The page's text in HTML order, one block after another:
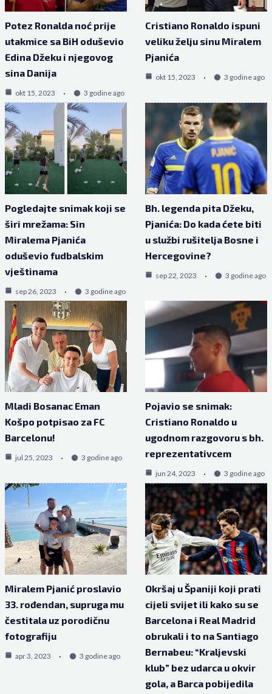
Potez Ronalda noć prije
utakmice sa BiH oduševio
Edina Džeku i njegovog
sina Danija
okt 15, 2023 3 godine ago
Cristiano Ronaldo ispuni
veliku želju sinu Miralem
Pjanića
okt 15, 2023 3 godine ago
Pogledajte snimak koji se
širi mrežama: Sin
Miralema Pjanića
oduševio fudbalskim
vještinama
sep 26, 2023 3 godine ago
Bh. legenda pita Džeku,
Pjanića: Do kada ćete biti
u službi rušitelja Bosne i
Hercegovine?
sep 22, 2023 3 godine ago
Mladi Bosanac Eman
Košpo potpisao za FC
Barcelonu!
jul 25, 2023 3 godine ago
Pojavio se snimak:
Cristiano Ronaldo u
ugodnom razgovoru s bh.
reprezentativcem
jun 24, 2023 3 godine ago
Miralem Pjanić proslavio
33. rođendan, supruga mu
čestitala uz porodičnu
fotografiju
apr 3, 2023 3 godine ago
Okršaj u Španiji koji prati
cijeli svijet ili kako su se
Barcelona i Real Madrid
obrukali i to na Santiago
Bernabeu: “Kraljevski
klub” bez udarca u okvir
gola, a Barca pobijedila